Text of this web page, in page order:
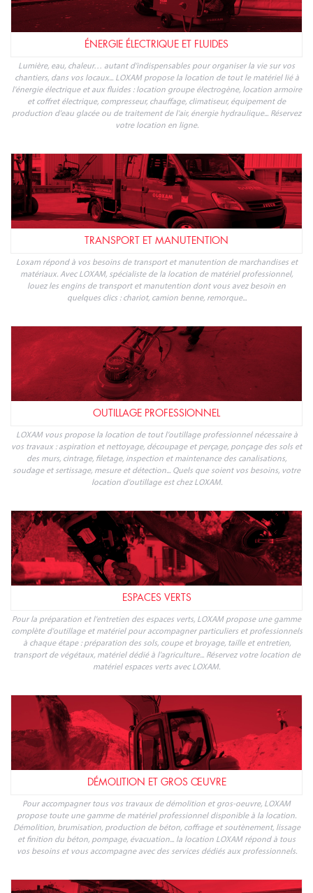
ÉNERGIE ÉLECTRIQUE ET FLUIDES
Lumière, eau, chaleur… autant d'indispensables pour organiser la vie sur vos
chantiers, dans vos locaux... LOXAM propose la location de tout le matériel lié à
l'énergie électrique et aux fluides : location groupe électrogène, location armoire
et coffret électrique, compresseur, chauffage, climatiseur, équipement de
production d'eau glacée ou de traitement de l'air, énergie hydraulique... Réservez
votre location en ligne.
TRANSPORT ET MANUTENTION
Loxam répond à vos besoins de transport et manutention de marchandises et
matériaux. Avec LOXAM, spécialiste de la location de matériel professionnel,
louez les engins de transport et manutention dont vous avez besoin en
quelques clics : chariot, camion benne, remorque...
OUTILLAGE PROFESSIONNEL
LOXAM vous propose la location de tout l'outillage professionnel nécessaire à
vos travaux : aspiration et nettoyage, découpage et perçage, ponçage des sols et
des murs, cintrage, filetage, inspection et maintenance des canalisations,
soudage et sertissage, mesure et détection... Quels que soient vos besoins, votre
location d'outillage est chez LOXAM.
ESPACES VERTS
Pour la préparation et l'entretien des espaces verts, LOXAM propose une gamme
complète d'outillage et matériel pour accompagner particuliers et professionnels
à chaque étape : préparation des sols, coupe et broyage, taille et entretien,
transport de végétaux, matériel dédié à l'agriculture... Réservez votre location de
matériel espaces verts avec LOXAM.
DÉMOLITION ET GROS ŒUVRE
Pour accompagner tous vos travaux de démolition et gros-oeuvre, LOXAM
propose toute une gamme de matériel professionnel disponible à la location.
Démolition, brumisation, production de béton, coffrage et soutènement, lissage
et finition du béton, pompage, évacuation... la location LOXAM répond à tous
vos besoins et vous accompagne avec des services dédiés aux professionnels.